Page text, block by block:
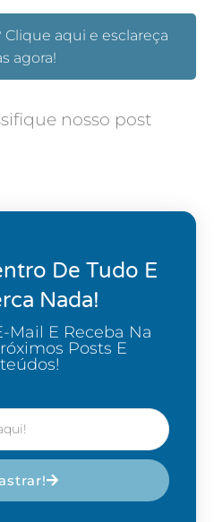
aqui e esclareça
agora!
nosso post
De Tudo E
Nada!
Mail E Receba Na
Posts E